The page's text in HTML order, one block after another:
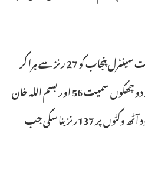
اس سے قبل یہ ریکارڈ بابر اعظم کے کزن عمر اکمل کے پاس تھا جنہوں نے2016ءمیں 1386رنز سکور کیے تھے ۔ یاد رہے کہ قومی ٹی ٹونٹی کپ میں مرد میدان اویس ضیاءکی عمدہ بیٹنگ کی بدولت سینٹرل پنجاب کو 27 رنز سے ہرا کر
بلوچستان نے ٹاپ پوزیشن پر قبضہ جما لیا ۔ اقبال سٹیڈیم پر کھیلے گئے ایونٹ کے آٹھویں میچ میں بلوچستان نے بیٹنگ کے لئے طلب کئے جانے پر مرد میدان اویس ضیاء کے چار چوکوں اور دو چھکوں سمیت 56 اور بسم اللہ خان
کے سات چوکوں اور تین چھکوں کی مدد سے 51 رنز کی بدولت آٹھ وکٹوں پر 164 رنز بنائے ،فہیم اشرف نے تین وکٹیں حاصل کیں۔ جواب میں سینٹرل پنجاب کی ٹیم 59 رنز کے آغاز کے باوجود آٹھ وکٹوں پر 137رنز بنا سکی جب